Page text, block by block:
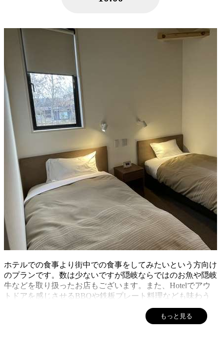
ホテルでの食事より街中での食事をしてみたいという方向け
のプランです。数は少ないですが隠岐ならではのお魚や隠岐
牛などを取り扱ったお店もございます。また、Hotelでアウ
トドアを感じさせるBBQや鉄板プレート料理なども味わう
ことが出来ます。お気軽にご相談ください。
もっと見る